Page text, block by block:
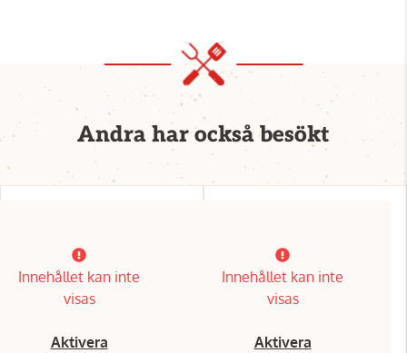
Andra har också besökt
Innehållet kan inte
visas
Aktivera
Innehållet kan inte
visas
Aktivera